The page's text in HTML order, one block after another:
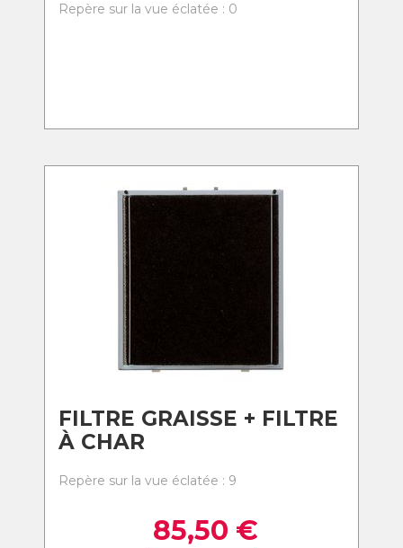
Repère sur la vue éclatée : 0
FILTRE GRAISSE + FILTRE
À CHAR
Repère sur la vue éclatée : 9
85,50 €